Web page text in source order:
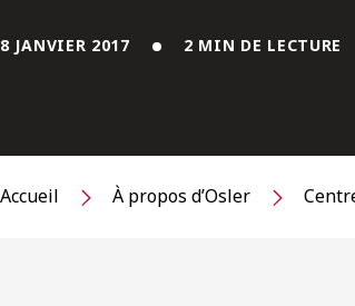
8 JANVIER 2017 2 MIN DE LECTURE
Accueil À propos d’Osler